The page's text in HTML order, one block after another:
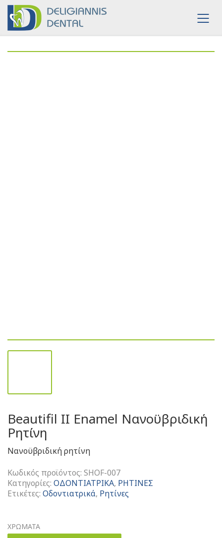
Beautifil II Enamel Νανοϋβριδική
Ρητίνη
Νανοϋβριδική ρητίνη
Κωδικός προϊόντος: SHOF-007
Κατηγορίες: ΟΔΟΝΤΙΑΤΡΙΚΑ, ΡΗΤΙΝΕΣ
Ετικέτες: Οδοντιατρικά, Ρητίνες
ΧΡΩΜΑΤΑ